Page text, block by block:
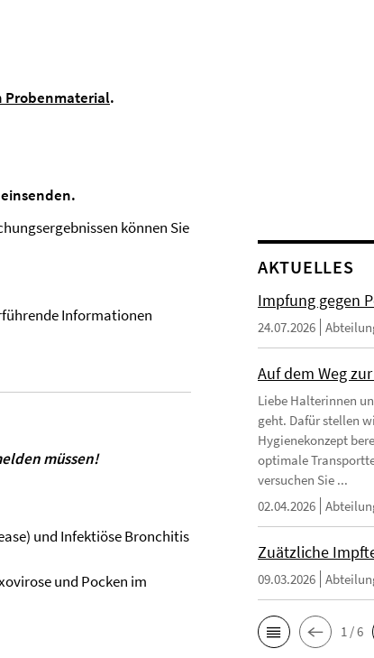
Probenmaterial.
können Sie
Informationen
müssen!
und Infektiöse Bronchitis
und Pocken im
AKTUELLES
Impfung gegen
24.07.2026
Auf dem Weg
Liebe Halterinnen
geht. Dafür stellen
Hygienekonzept
optimale
versuchen Sie ...
02.04.2026
Zuätzliche
09.03.2026
1 / 6